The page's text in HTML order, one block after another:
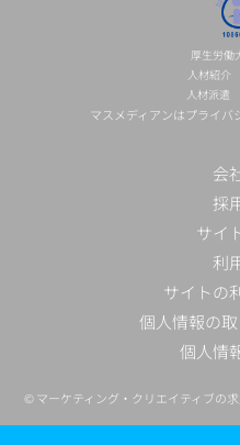
厚生労働
人材紹介
人材派遣
マスメディアンはプライバ
会
採
サイ
利
サイトの
個人情報の
個人情
© マーケティング・クリエイティブの